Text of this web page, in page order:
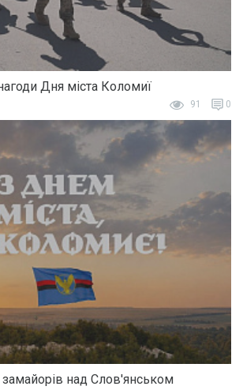
Дня міста Коломиї
91 0
над Слов'янськом